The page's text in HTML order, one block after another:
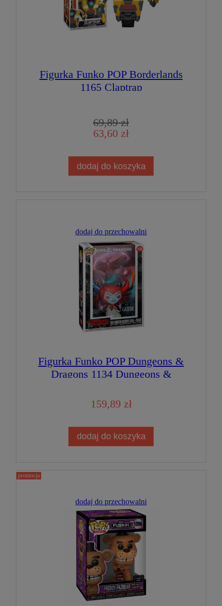
Figurka Funko POP Borderlands
1165 Claptrap
69,89 zł
63,60 zł
dodaj do koszyka
dodaj do przechowalni
Figurka Funko POP Dungeons &
Dragons 1134 Dungeons &
159,89 zł
dodaj do koszyka
dodaj do przechowalni
promocja